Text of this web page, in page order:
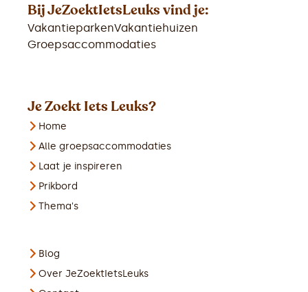
Bij JeZoektIetsLeuks vind je:
VakantieparkenVakantiehuizen
Groepsaccommodaties
Je Zoekt Iets Leuks?
Home
Alle groepsaccommodaties
Laat je inspireren
Prikbord
Thema's
Blog
Over JeZoektIetsLeuks